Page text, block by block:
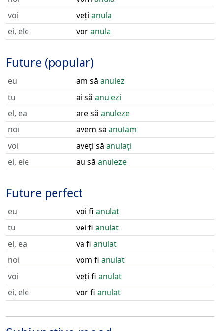
voi
veți anula
ei, ele
voranula
Future (popular)
eu am să anulez
tu
ai să anulezi
el, ea
are să anuleze
noi
avem să anulăm
voi
aveți să anulați
ei, ele
au să anuleze
Future perfect
eu voi fi anulat
tu
vei fi anulat
el, ea
va fi anulat
noi
vom fi anulat
voi
veți fi anulat
ei, ele
vor fi anulat